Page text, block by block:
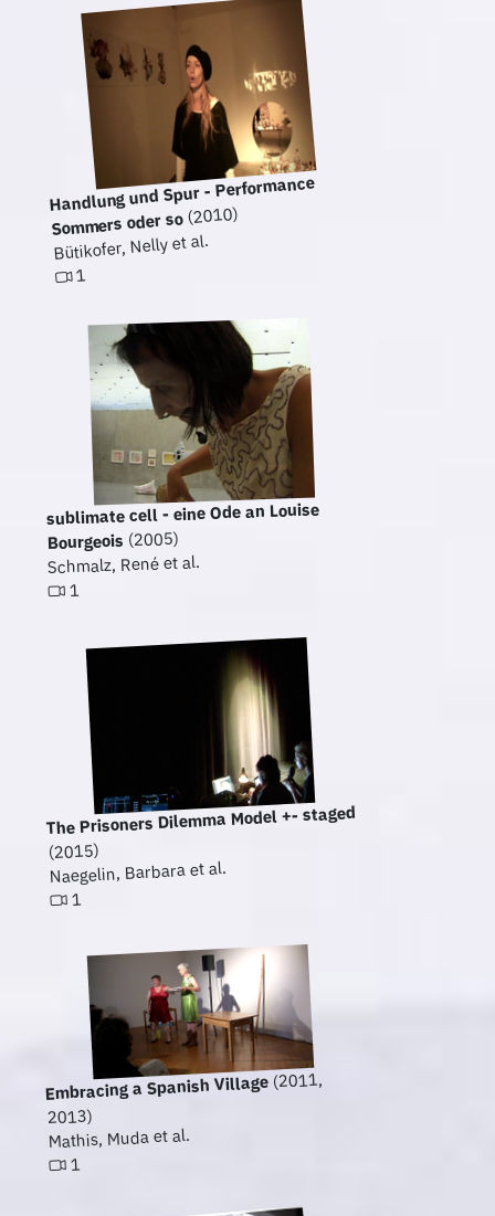
Handlung und Spur - Performance
Sommers oder so(2010)
Bütikofer, Nelly et al.
1
sublimate cell - eine Ode an Louise
Bourgeois (2005)
Schmalz, René et al.
1
The Prisoners Dilemma Model +- staged
(2015)
Naegelin, Barbara et al.
1
Embracing a Spanish Village(2011,
2013)
Mathis, Muda et al.
1